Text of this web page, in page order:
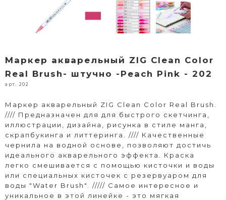
Маркер акварельный ZIG Clean Color
Real Brush- штучно -Peach Pink - 202
арт. 202
Маркер акварельный ZIG Clean Color Real Brush.
//// Предназначен для для быстрого скетчинга,
иллюстрации, дизайна, рисунка в стиле манга,
скрапбукинга и литтеринга. //// Качественные
чернила на водной основе, позволяют достичь
идеального акварельного эффекта. Краска
легко смешивается с помощью кисточки и воды
или специальных кисточек с резервуаром для
воды "Water Brush". ///// Самое интересное и
уникальное в этой линейке - это мягкая